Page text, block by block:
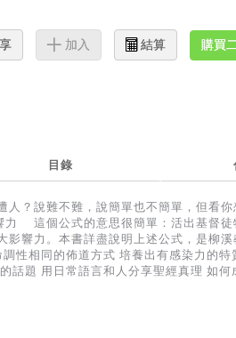
加入 結算 購買
目錄
？說難不難，說簡單也不簡單，但看你
力 這個公式的意思很簡單：活出基督徒
影響力。本書詳盡說明上述公式，是柳
性相同的佈道方式 培養出有感染力的特
話題 用日常語言和人分享聖經真理 如何